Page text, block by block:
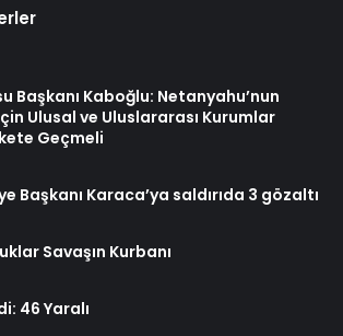
Başkanı Kaboğlu: Netanyahu’nun
Ulusal ve Uluslararası Kurumlar
Geçmeli
Başkanı Karaca’ya saldırıda 3 gözaltı
Savaşın Kurbanı
46 Yaralı